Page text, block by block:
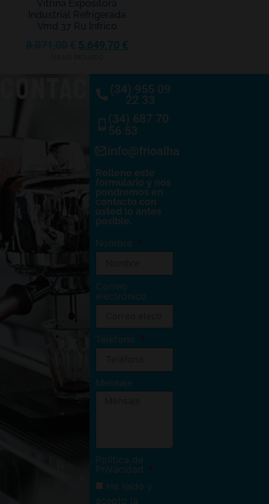
Vitrina Expositora
Industrial Refrigerada
Vmd 37 Ru Infrico
5.649,70 €
CONTACTO(34) 955 09
22 33
(34) 687 70
56 53
info@frioalhambra.com
Rellene este
formulario y nos
pondremos en
contacto con
usted lo antes
posible.
Nombre
Correo
electrónico
Teléfono
Mensaje
Política de
Privacidad
He leído y
acepto la